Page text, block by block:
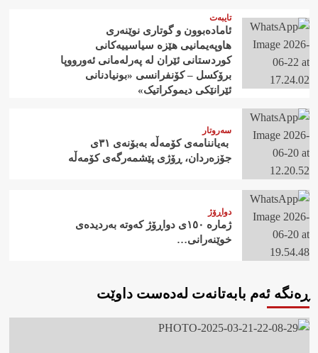
تایبەت
ئامادەبوون و گوتاری نوێنەری
هاوپەیمانیی هێزە سیاسییەکانی
کوردستانی ئێران لە پەرلەمانی ئەورووپا
برۆکسل – کۆنفرانسی «بونیادنانی
ئێرانێکی دیموکراتیک»
سەروتار
‍ بەیاننامەی کۆمەڵە بەبۆنەی ٣١ی
جۆزەردان، ڕۆژی پێشمەرگەی کۆمەڵە
دواڕۆژ
ژمارە ١٥٠ی دواڕۆژ کەوتە بەردیدەی
خوێنەرانی…
ڕەنگە ئەم بابەتانەت لەدەست داوێت